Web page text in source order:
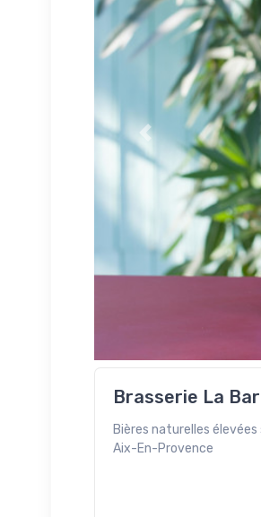
Précédent
Brasserie La
Bières naturelles
Aix-En-Provence